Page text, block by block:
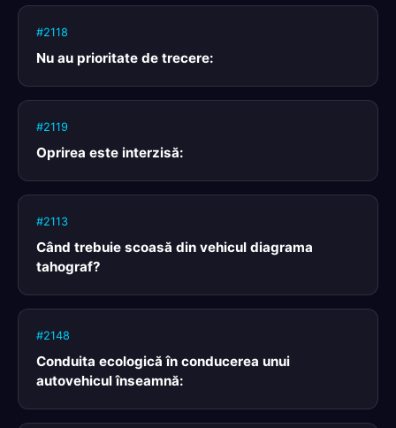
#2118
Nu au prioritate de trecere:
#2119
Oprirea este interzisă:
#2113
Când trebuie scoasă din vehicul diagrama
tahograf?
#2148
Conduita ecologică în conducerea unui
autovehicul înseamnă: